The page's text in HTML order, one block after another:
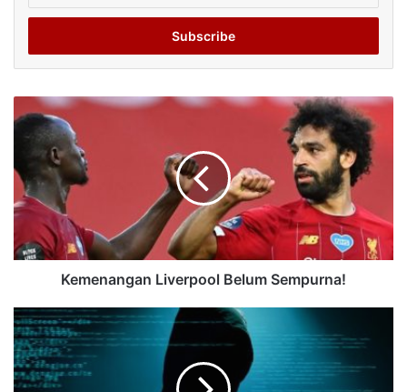
Email
Kemenangan Liverpool Belum Sempurna!